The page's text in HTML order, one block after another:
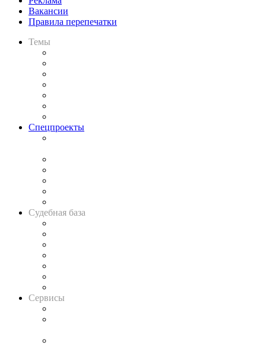
Вакансии
Правила перепечатки
Темы
Спецпроекты
Судебная база
Сервисы